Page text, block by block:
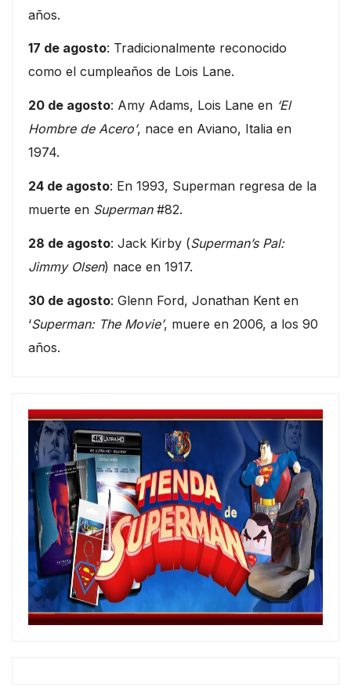
años.
17 de agosto: Tradicionalmente reconocido
como el cumpleaños de Lois Lane.
20 de agosto: Amy Adams, Lois Lane en ‘El
Hombre de Acero’, nace en Aviano, Italia en
1974.
24 de agosto: En 1993, Superman regresa de la
muerte en Superman#82.
28 de agosto: Jack Kirby (Superman’s Pal:
Jimmy Olsen) nace en 1917.
30 de agosto: Glenn Ford, Jonathan Kent en
‘Superman: The Movie’, muere en 2006, a los 90
años.